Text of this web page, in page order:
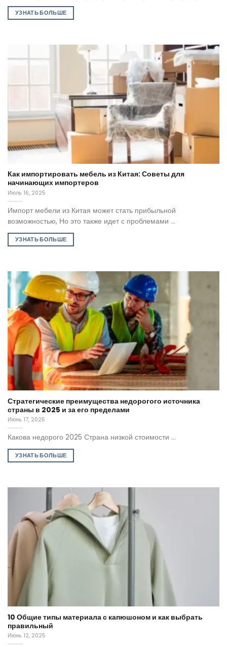
УЗНАТЬ БОЛЬШЕ
Как импортировать мебель из Китая: Советы для
начинающих импортеров
Июль 16, 2025
Импорт мебели из Китая может стать прибыльной
возможностью, Но это также идет с проблемами ...
УЗНАТЬ БОЛЬШЕ
Стратегические преимущества недорогого источника
страны в 2025 и за его пределами
Июнь 17, 2025
Какова недорого 2025 Страна низкой стоимости ...
УЗНАТЬ БОЛЬШЕ
10 Общие типы материала с капюшоном и как выбрать
правильный
Июнь 12, 2025